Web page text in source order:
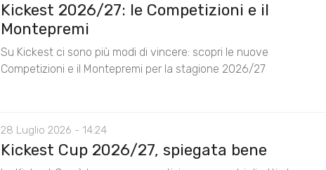
Kickest 2026/27: le Competizioni e il
Montepremi
Su Kickest ci sono più modi di vincere: scopri le nuove
Competizioni e il Montepremi per la stagione 2026/27
28 Luglio 2026 - 14:24
Kickest Cup 2026/27, spiegata bene